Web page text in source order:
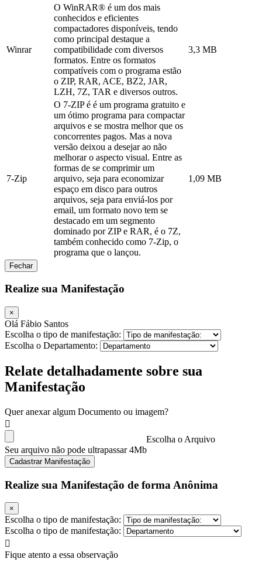
Winrar
O WinRAR® é um dos mais
conhecidos e eficientes
compactadores disponíveis, tendo
como principal destaque a
compatibilidade com diversos
formatos. Entre os formatos
compatíveis com o programa estão
o ZIP, RAR, ACE, BZ2, JAR,
LZH, 7Z, TAR e diversos outros.
3,3 MB
7-Zip
O 7-ZIP é é um programa gratuito e
um ótimo programa para compactar
arquivos e se mostra melhor que os
concorrentes pagos. Mas a nova
versão deixou a desejar ao não
melhorar o aspecto visual. Entre as
formas de se comprimir um
arquivo, seja para economizar
espaço em disco para outros
arquivos, seja para enviá-los por
email, um formato novo tem se
destacado em um segmento
dominado por ZIP e RAR, é o 7Z,
também conhecido como 7-Zip, o
programa que o lançou.
1,09 MB
Fechar
Realize sua Manifestação
×
Olá Fábio Santos
Escolha o tipo de manifestação:
Escolha o Departamento:
Relate detalhadamente sobre sua
Manifestação
Quer anexar algum Documento ou imagem?
Escolha o Arquivo
Seu arquivo não pode ultrapassar 4Mb
Cadastrar Manifestação
Realize sua Manifestação de forma Anônima
×
Escolha o tipo de manifestação:
Escolha o tipo de manifestação:
Fique atento a essa observação